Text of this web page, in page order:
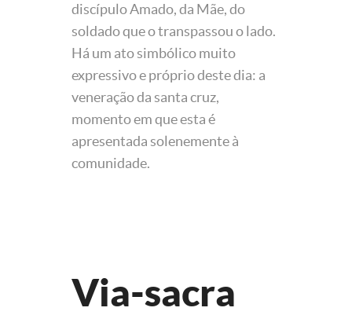
discípulo Amado, da Mãe, do
soldado que o transpassou o lado.
Há um ato simbólico muito
expressivo e próprio deste dia: a
veneração da santa cruz,
momento em que esta é
apresentada solenemente à
comunidade.
Via-sacra